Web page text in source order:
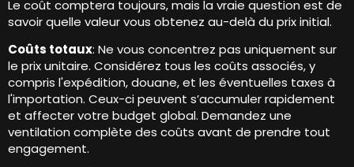
Le coût comptera toujours, mais la vraie question est de
savoir quelle valeur vous obtenez au-delà du prix initial.
Coûts totaux: Ne vous concentrez pas uniquement sur
le prix unitaire. Considérez tous les coûts associés, y
compris l'expédition, douane, et les éventuelles taxes à
l'importation. Ceux-ci peuvent s’accumuler rapidement
et affecter votre budget global. Demandez une
ventilation complète des coûts avant de prendre tout
engagement.